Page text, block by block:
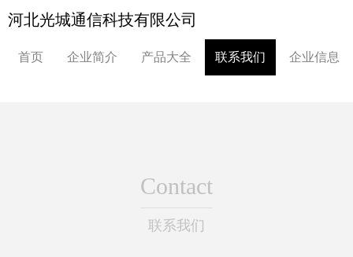
河北光城通信科技有限公司
首页 企业简介 产品大全 联系我们 企业信息
Contact
联系我们